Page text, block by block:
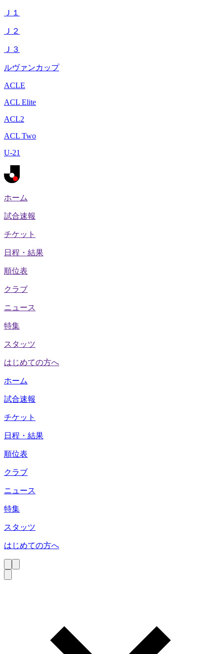
Ｊ１
Ｊ２
Ｊ３
ルヴァンカップ
ACLE
ACL Elite
ACL2
ACL Two
U-21
ホーム
試合速報
チケット
日程・結果
順位表
クラブ
ニュース
特集
スタッツ
はじめての方へ
ホーム
試合速報
チケット
日程・結果
順位表
クラブ
ニュース
特集
スタッツ
はじめての方へ